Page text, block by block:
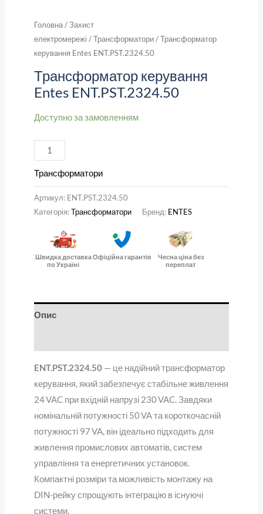
Головна/Захист
електромережі /Трансформатори/ Трансформатор
керування Entes ENT.PST.2324.50
Трансформатор керування
Entes ENT.PST.2324.50
Доступно за замовленням
Трансформатори
Артикул: ENT.PST.2324.50
Категорія:Трансформатори Бренд: ENTES
Швидка доставка
по Україні
Офіційна гарантія
Чесна ціна без
переплат
Опис
ENT.PST.2324.50— це надійний трансформатор
керування, який забезпечує стабільне живлення
24 VAC при вхідній напрузі 230 VAC. Завдяки
номінальній потужності 50 VA та короткочасній
потужності 97 VA, він ідеально підходить для
живлення промислових автоматів, систем
управління та енергетичних установок.
Компактні розміри та можливість монтажу на
DIN-рейку спрощують інтеграцію в існуючі
системи.